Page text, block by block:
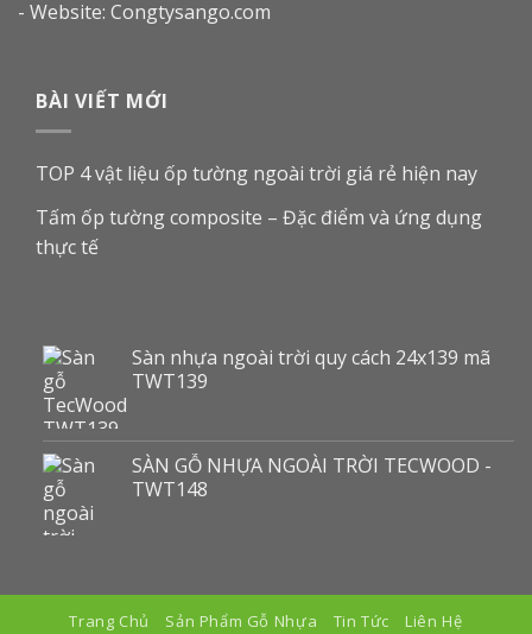
- Website: Congtysango.com
BÀI VIẾT MỚI
TOP 4 vật liệu ốp tường ngoài trời giá rẻ hiện nay
Tấm ốp tường composite – Đặc điểm và ứng dụng
thực tế
Sàn nhựa ngoài trời quy cách 24x139 mã
TWT139
SÀN GỖ NHỰA NGOÀI TRỜI TECWOOD -
TWT148
Trang Chủ Sản Phẩm Gỗ Nhựa Tin Tức Liên Hệ